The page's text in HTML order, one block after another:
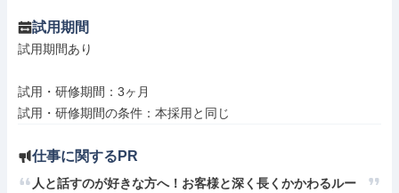
試用期間
試用期間あり
試用・研修期間：3ヶ月
仕事に関するPR
人と話すのが好きな方へ！お客様と深く長くかかわるルー